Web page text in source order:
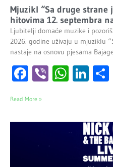
Mjuzikl “Sa druge strane
hitovima 12. septembra
Ljubitelji domaće muzike i
2026. godine uživaju u mjuziklu
nastaje na osnovu pjesama Bajage
Facebook
Viber
Read More »